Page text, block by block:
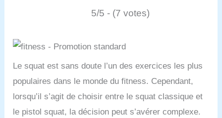
5/5 - (7 votes)
Le squat est sans doute l’un des exercices les plus
populaires dans le monde du fitness. Cependant,
lorsqu’il s’agit de choisir entre le squat classique et
le pistol squat, la décision peut s’avérer complexe.